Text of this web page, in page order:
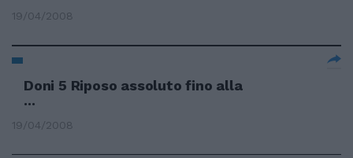
19/04/2008
Doni 5 Riposo assoluto fino alla
...
19/04/2008